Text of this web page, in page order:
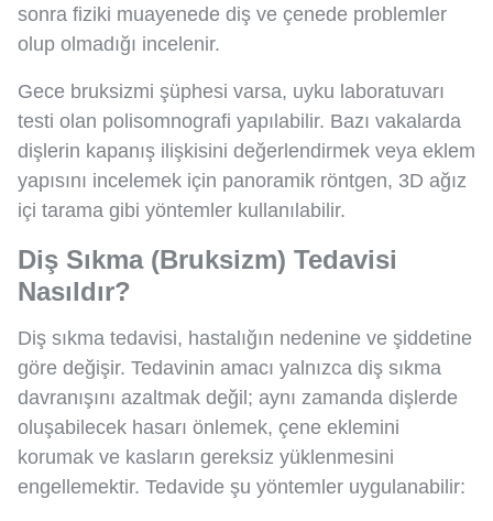
sonra fiziki muayenede diş ve çenede problemler
olup olmadığı incelenir.
Gece bruksizmi şüphesi varsa, uyku laboratuvarı
testi olan polisomnografi yapılabilir. Bazı vakalarda
dişlerin kapanış ilişkisini değerlendirmek veya eklem
yapısını incelemek için panoramik röntgen, 3D ağız
içi tarama gibi yöntemler kullanılabilir.
Diş Sıkma (Bruksizm) Tedavisi
Nasıldır?
Diş sıkma tedavisi, hastalığın nedenine ve şiddetine
göre değişir. Tedavinin amacı yalnızca diş sıkma
davranışını azaltmak değil; aynı zamanda dişlerde
oluşabilecek hasarı önlemek, çene eklemini
korumak ve kasların gereksiz yüklenmesini
engellemektir. Tedavide şu yöntemler uygulanabilir: